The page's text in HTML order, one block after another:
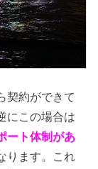
契約ができて
にこの場合は
ート体制があ
ります。これ